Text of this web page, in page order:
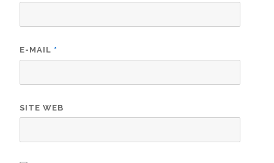
E-MAIL *
SITE WEB